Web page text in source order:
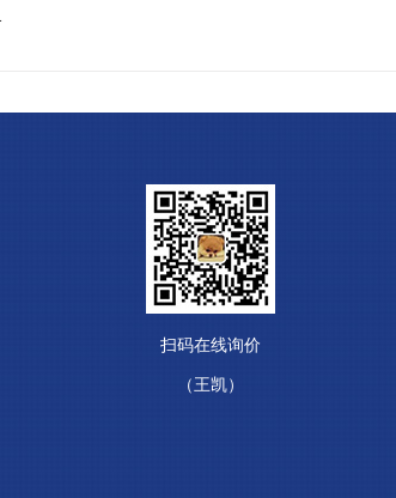
扫码在线询价
（王凯）